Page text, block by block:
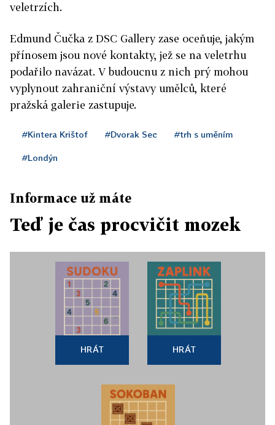
veletrzích.
Edmund Čučka z DSC Gallery zase oceňuje, jakým
přínosem jsou nové kontakty, jež se na veletrhu
podařilo navázat. V budoucnu z nich prý mohou
vyplynout zahraniční výstavy umělců, které
pražská galerie zastupuje.
#Kintera Krištof #Dvorak Sec #trh s uměním
#Londýn
Informace už máte
Teď je čas procvičit mozek
HRÁT HRÁT